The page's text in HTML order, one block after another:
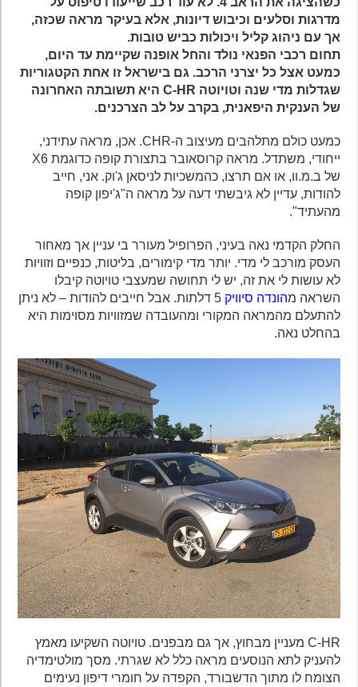
מדרגות וסלעים וכיבוש דיונות, אלא בעיקר מראה שכזה,
אך עם ניהוג קליל ויכולות כביש טובות.
תחום רכבי הפנאי נולד והחל אופנה שקיימת עד היום,
כמעט אצל כל יצרני הרכב. גם בישראל זו אחת הקטגוריות
שגדלות מדי שנה וטויוטה C-HR היא תשובתה האחרונה
של הענקית היפאנית, בקרב על לב הצרכנים.
כמעט כולם מתלהבים מעיצוב ה-CHR. אכן, מראה עתידני,
ייחודי, משתדל. מראה קרוסאובר בתצורת קופה כדוגמת X6
של ב.מ.וו, או אם תרצו, כהמשכיות לניסאן ג'וק. אני, חייב
להודות, עדיין לא גיבשתי דעה על מראה ה"ג'יפון קופה
מהעתיד".
החלק הקדמי נאה בעיני, הפרופיל מעורר בי עניין אך מאחור
העסק מורכב לי מדי. יותר מדי קימורים, בליטות, כנפיים וזוויות
לא עושות לי את זה, יש לי תחושה שמעצבי טויוטה קיבלו
השראה מ הונדה סיוויק 5 דלתות. אבל חייבים להודות – לא ניתן
להתעלם מהמראה המקורי ומהעובדה שמזוויות מסוימות היא
בהחלט נאה.
C-HR מעניין מבחוץ, אך גם מבפנים. טויוטה השקיעו מאמץ
להעניק לתא הנוסעים מראה כלל לא שגרתי. מסך מולטימדיה
הצומח לו מתוך הדשבורד, הקפדה על חומרי דיפון נעימים